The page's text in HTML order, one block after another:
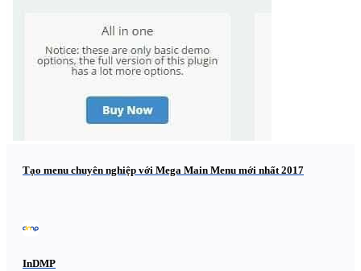
Tạo menu chuyên nghiệp với Mega Main Menu mới nhất 2017
InDMP